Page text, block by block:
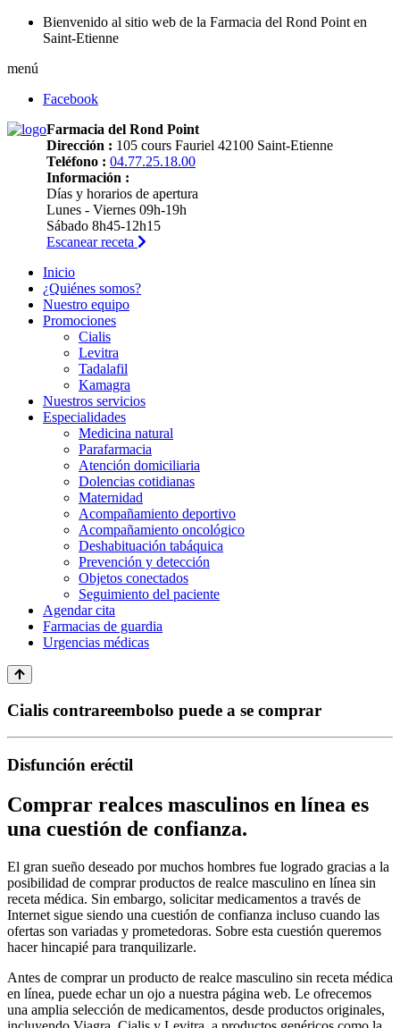
Bienvenido al sitio web de la Farmacia del Rond Point en
Saint-Etienne
menú
Facebook
Farmacia del Rond Point
Dirección : 105 cours Fauriel 42100 Saint-Etienne
Teléfono : 04.77.25.18.00
Información :
Días y horarios de apertura
Lunes - Viernes 09h-19h
Sábado 8h45-12h15
Escanear receta
Inicio
¿Quiénes somos?
Nuestro equipo
Promociones
Cialis
Levitra
Tadalafil
Kamagra
Nuestros servicios
Especialidades
Medicina natural
Parafarmacia
Atención domiciliaria
Dolencias cotidianas
Maternidad
Acompañamiento deportivo
Acompañamiento oncológico
Deshabituación tabáquica
Prevención y detección
Objetos conectados
Seguimiento del paciente
Agendar cita
Farmacias de guardia
Urgencias médicas
Cialis contrareembolso puede a se comprar
Disfunción eréctil
Comprar realces masculinos en línea es
una cuestión de confianza.
El gran sueño deseado por muchos hombres fue logrado gracias a la
posibilidad de comprar productos de realce masculino en línea sin
receta médica. Sin embargo, solicitar medicamentos a través de
Internet sigue siendo una cuestión de confianza incluso cuando las
ofertas son variadas y prometedoras. Sobre esta cuestión queremos
hacer hincapié para tranquilizarle.
Antes de comprar un producto de realce masculino sin receta médica
en línea, puede echar un ojo a nuestra página web. Le ofrecemos
una amplia selección de medicamentos, desde productos originales,